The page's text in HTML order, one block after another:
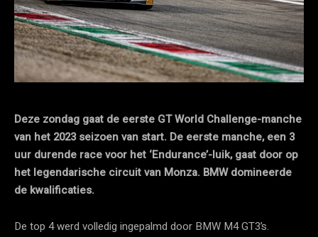
Deze zondag gaat de eerste GT World Challenge-manche
van het 2023 seizoen van start. De eerste manche, een 3
uur durende race voor het ‘Endurance’-luik, gaat door op
het legendarische circuit van Monza. BMW domineerde
de kwalificaties.
De top 4 werd volledig ingepalmd door BMW M4 GT3’s.